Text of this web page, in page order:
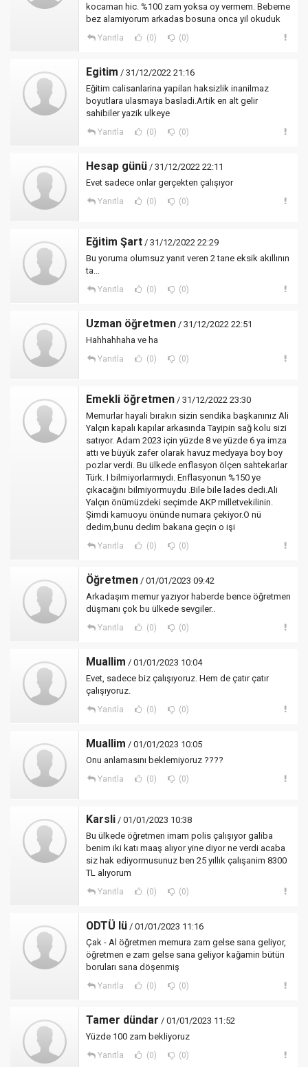
kocaman hic. %100 zam yoksa oy vermem. Bebeme
bez alamiyorum arkadas bosuna onca yil okuduk
Yanıtla (0) (0)
Egitim / 31/12/2022 21:16
Eğitim calisanlarina yapilan haksizlik inanilmaz
boyutlara ulasmaya basladi.Artik en alt gelir
sahibiler yazik ulkeye
Yanıtla (0) (0)
Hesap günü / 31/12/2022 22:11
Evet sadece onlar gerçekten çalışıyor
Yanıtla (0) (0)
Eğitim Şart / 31/12/2022 22:29
Bu yoruma olumsuz yanıt veren 2 tane eksik akıllının
ta...
Yanıtla (0) (0)
Uzman öğretmen / 31/12/2022 22:51
Hahhahhaha ve ha
Yanıtla (0) (0)
Emekli öğretmen / 31/12/2022 23:30
Memurlar hayali bırakın sizin sendika başkanınız Ali
Yalçın kapalı kapılar arkasında Tayipin sağ kolu sizi
satıyor. Adam 2023 için yüzde 8 ve yüzde 6 ya imza
attı ve büyük zafer olarak havuz medyaya boy boy
pozlar verdi. Bu ülkede enflasyon ölçen sahtekarlar
Türk. I bilmiyorlarmıydı. Enflasyonun %150 ye
çıkacağını bilmiyormuydu .Bile bile lades dedi.Ali
Yalçın önümüzdeki seçimde AKP milletvekilinin.
Şimdi kamuoyu önünde numara çekiyor.O nü
dedim,bunu dedim bakana geçin o işi
Yanıtla (0) (0)
Öğretmen / 01/01/2023 09:42
Arkadaşım memur yazıyor haberde bence öğretmen
düşmanı çok bu ülkede sevgiler..
Yanıtla (0) (0)
Muallim / 01/01/2023 10:04
Evet, sadece biz çalışıyoruz. Hem de çatır çatır
çalışıyoruz.
Yanıtla (0) (0)
Muallim / 01/01/2023 10:05
Onu anlamasını beklemiyoruz ????
Yanıtla (0) (0)
Karsli / 01/01/2023 10:38
Bu ülkede öğretmen imam polis çalışıyor galiba
benim iki katı maaş alıyor yine diyor ne verdi acaba
siz hak ediyormusunuz ben 25 yıllık çalışanim 8300
TL alıyorum
Yanıtla (0) (0)
ODTÜ lü / 01/01/2023 11:16
Çak - Al öğretmen memura zam gelse sana geliyor,
öğretmen e zam gelse sana geliyor kağamin bütün
boruları sana döşenmiş
Yanıtla (0) (0)
Tamer dündar / 01/01/2023 11:52
Yüzde 100 zam bekliyoruz
Yanıtla (0) (0)